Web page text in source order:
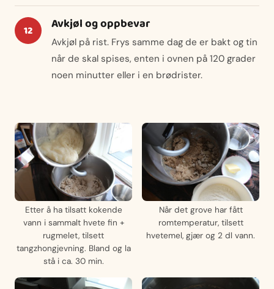
Avkjøl og oppbevar
Avkjøl på rist. Frys samme dag de er bakt og tin
når de skal spises, enten i ovnen på 120 grader
noen minutter eller i en brødrister.
Etter å ha tilsatt kokende
vann i sammalt hvete fin +
rugmelet, tilsett
tangzhongjevning. Bland og la
stå i ca. 30 min.
Når det grove har fått
romtemperatur, tilsett
hvetemel, gjær og 2 dl vann.